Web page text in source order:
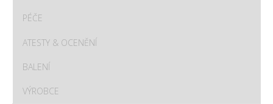
PÉČE
ATESTY & OCENĚNÍ
BALENÍ
VÝROBCE